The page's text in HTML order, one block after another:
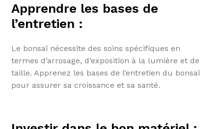
Apprendre les bases de
l’entretien :
Le bonsaï nécessite des soins spécifiques en
termes d’arrosage, d’exposition à la lumière et de
taille. Apprenez les bases de l’entretien du bonsaï
pour assurer sa croissance et sa santé.